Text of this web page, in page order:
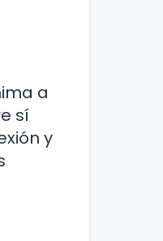
a
sí
y